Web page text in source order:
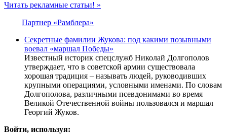
Читать рекламные статьи! »
Партнер «Рамблера»
Секретные фамилии Жукова: под какими позывными
воевал «маршал Победы»
Известный историк спецслужб Николай Долгополов
утверждает, что в советской армии существовала
хорошая традиция – называть людей, руководивших
крупными операциями, условными именами. По словам
Долгополова, различными псевдонимами во время
Великой Отечественной войны пользовался и маршал
Георгий Жуков.
Войти, используя: